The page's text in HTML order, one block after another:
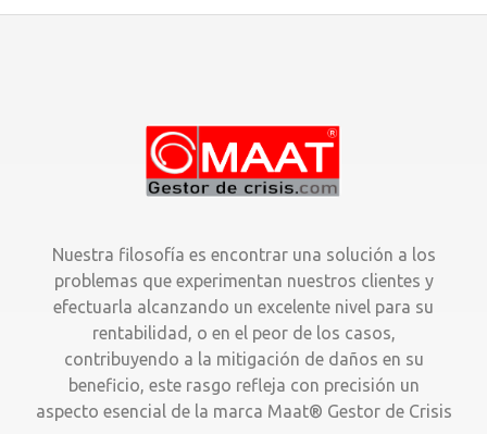
Nuestra filosofía es encontrar una solución a los
problemas que experimentan nuestros clientes y
efectuarla alcanzando un excelente nivel para su
rentabilidad, o en el peor de los casos,
contribuyendo a la mitigación de daños en su
beneficio, este rasgo refleja con precisión un
aspecto esencial de la marca Maat® Gestor de Crisis